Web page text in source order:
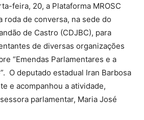
feira, 20, a Plataforma MROSC
roda de conversa, na sede do
de Castro (CDJBC), para
de diversas organizações
“Emendas Parlamentares e a
O deputado estadual Iran Barbosa
e acompanhou a atividade,
parlamentar, Maria José